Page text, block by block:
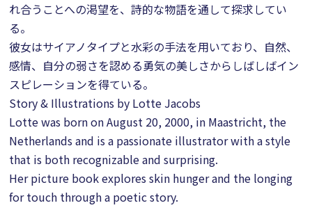
れ合うことへの渇望を、詩的な物語を通して探求してい
る。
彼女はサイアノタイプと水彩の手法を用いており、自然、
感情、自分の弱さを認める勇気の美しさからしばしばイン
スピレーションを得ている。
Story & Illustrations by Lotte Jacobs
Lotte was born on August 20, 2000, in Maastricht, the
Netherlands and is a passionate illustrator with a style
that is both recognizable and surprising.
Her picture book explores skin hunger and the longing
for touch through a poetic story.